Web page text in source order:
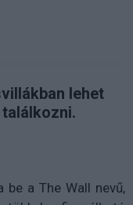
lehet
a The Wall nevű,